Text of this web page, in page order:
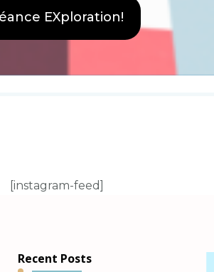
EXploration!
[instagram-feed]
Recent Posts